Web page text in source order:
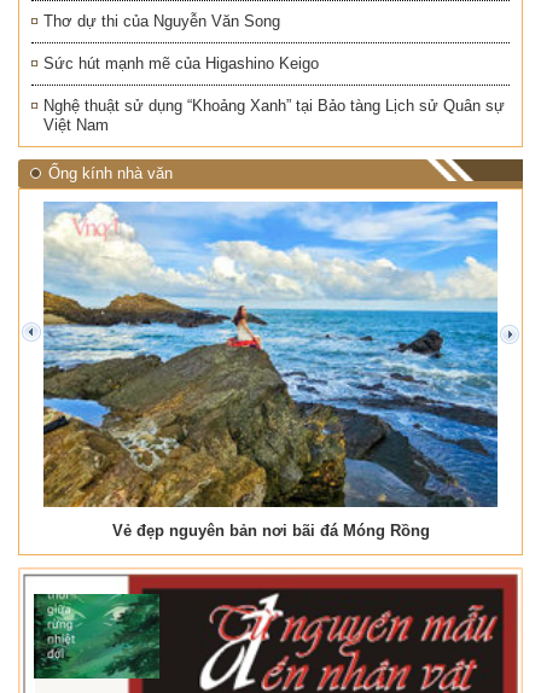
Thơ dự thi của Nguyễn Văn Song
Sức hút mạnh mẽ của Higashino Keigo
Nghệ thuật sử dụng “Khoảng Xanh” tại Bảo tàng Lịch sử Quân sự
Việt Nam
Ống kính nhà văn
Vẻ đẹp nguyên bản nơi bãi đá Móng Rồng
prev next